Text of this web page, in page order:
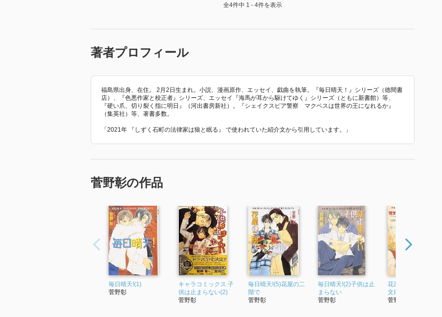
全4件中 1 - 4件を表示
著者プロフィール
福島県出身、在住。 2月2日生まれ。小説、漫画原作、エッセイ、戯曲を執筆。『毎日晴天！』シリーズ（徳間書
店）、『色悪作家と校正者』シリーズ、エッセイ『海馬が耳から駆けてゆく』シリーズ（ともに新書館）等、
『硬い爪、切り裂く指に明日』（河出書房新社）。『シェイクスピア警察 マクベスは世界の王になれるか』
（集英社）等、著書多数。
「2021年 『しずく石町の法律家は狼と眠る』 で使われていた紹介文から引用しています。」
菅野彰の作品
毎日晴天!(1)
菅野彰
キャラコミックス 子
供は止まらない(2)
菅野彰
毎日晴天!(5)花屋の二
階で
菅野彰
毎日晴天!(2)子供は止
まらない
菅野彰
花屋の店先で (キャラ
文庫)
菅野彰